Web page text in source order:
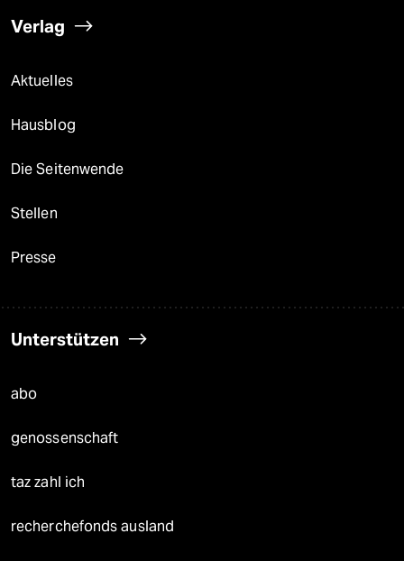
Verlag
Aktuelles
Hausblog
Die Seitenwende
Stellen
Presse
Unterstützen
abo
genossenschaft
taz zahl ich
recherchefonds ausland